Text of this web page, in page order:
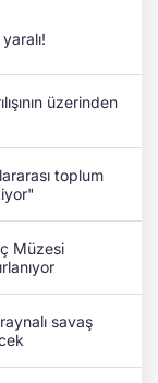
üzerinden
toplum
Müzesi
savaş